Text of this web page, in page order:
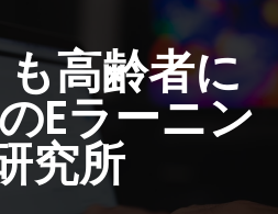
高齢者に
Eラーニン
究所